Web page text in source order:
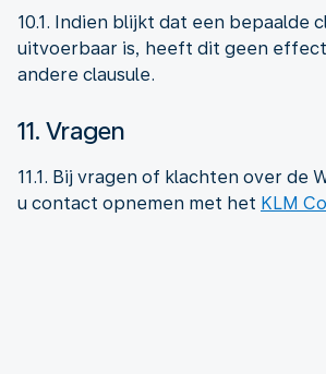
10.1. Indien blijkt dat een bepaalde
uitvoerbaar is, heeft dit geen
andere clausule.
11. Vragen
11.1. Bij vragen of klachten over de
u contact opnemen met het KLM